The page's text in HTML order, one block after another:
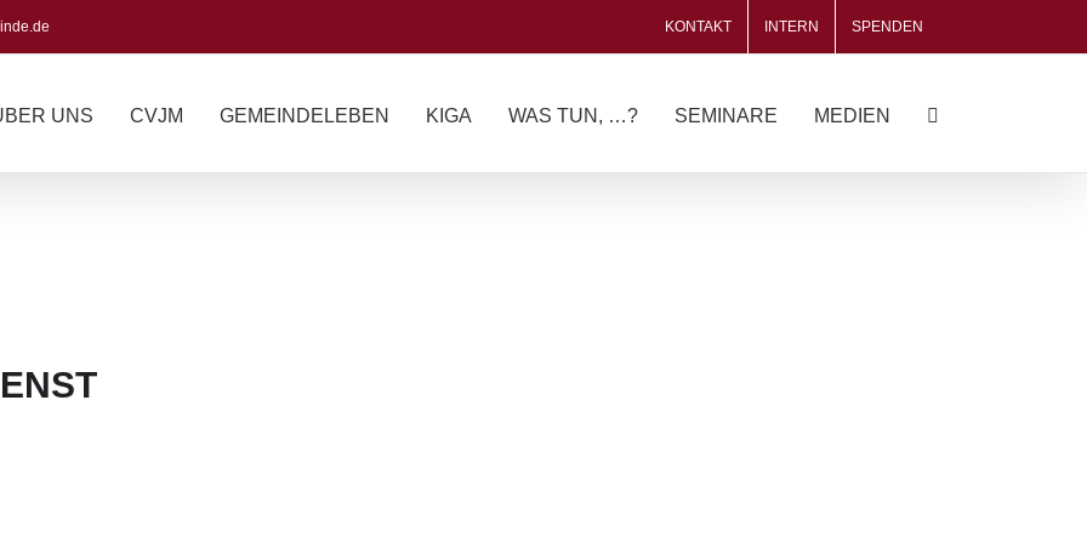
KONTAKT INTERN SPENDEN
UNS CVJM GEMEINDELEBEN KIGA WAS TUN, …? SEMINARE MEDIEN